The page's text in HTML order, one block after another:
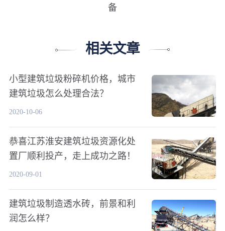
备
相关文章
小型建筑垃圾粉碎机价格，城市
建筑垃圾怎么处理合法？
2020-10-06
恭喜江苏淮安建筑垃圾资源化处
置厂顺利投产，走上成功之路！
2020-09-01
建筑垃圾制造透水砖，前景和利
润怎么样？